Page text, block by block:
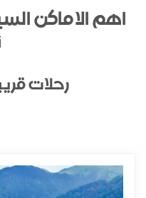
اهم الاماكن
رحلات